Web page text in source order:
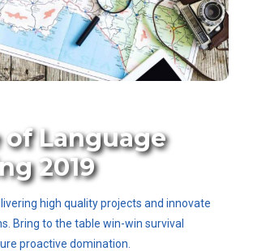
Language
2019
high quality projects and innovate
Bring to the table win-win survival
proactive domination.